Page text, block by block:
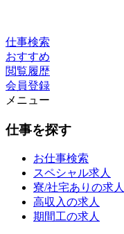
仕事検索
おすすめ
閲覧履歴
会員登録
メニュー
仕事を探す
お仕事検索
スペシャル求人
寮/社宅ありの求人
高収入の求人
期間工の求人